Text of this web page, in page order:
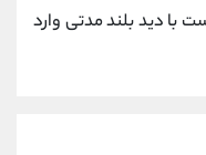
با دید بلند مدتی وارد